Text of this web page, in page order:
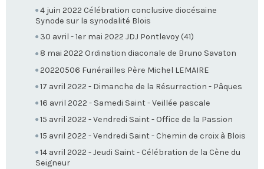
4 juin 2022 Célébration conclusive diocésaine
Synode sur la synodalité Blois
30 avril - 1er mai 2022 JDJ Pontlevoy (41)
8 mai 2022 Ordination diaconale de Bruno Savaton
20220506 Funérailles Père Michel LEMAIRE
17 avril 2022 - Dimanche de la Résurrection - Pâques
16 avril 2022 - Samedi Saint - Veillée pascale
15 avril 2022 - Vendredi Saint - Office de la Passion
15 avril 2022 - Vendredi Saint - Chemin de croix à Blois
14 avril 2022 - Jeudi Saint - Célébration de la Cène du
Seigneur